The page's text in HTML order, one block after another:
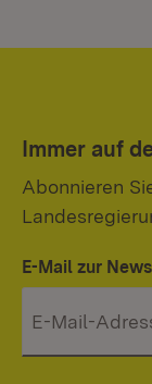
Immer auf
Abonnieren
E-Mail zur